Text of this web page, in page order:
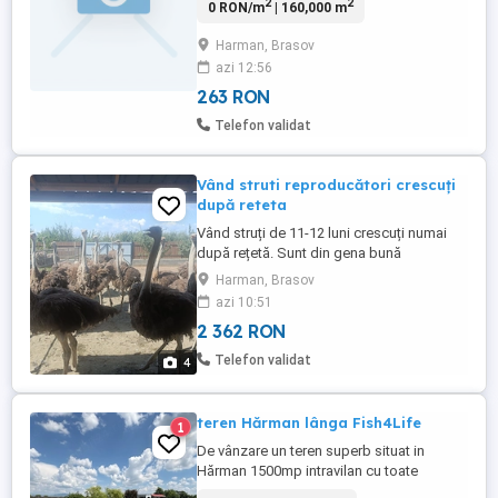
Harman,acces asfaltat,toate utilitățile
favorabil pt pensiuni p+2+m,locuințe
unifamiliale p+1+m,spatii
agrement,market-uri. Pretul de vanzare
0 RON/m2| 160,000 m2
Harman, Brasov
azi 12:56
263 RON
Telefon validat
4
Vând struti reproducători crescuți
după reteta
Vând struți de 11-12 luni crescuți numai
după rețetă. Sunt din gena bună
achiziționați de la ferma cu mai mult de 10
familii reproducătoare!
Harman, Brasov
azi 10:51
2 362 RON
Telefon validat
1 teren Hărman lânga Fish4Life
De vânzare un teren superb situat in
Hărman 1500mp intravilan cu toate